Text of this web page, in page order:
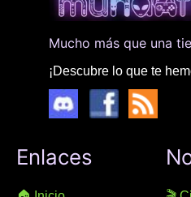
Mucho más que una
¡Descubre lo que te
Enlaces